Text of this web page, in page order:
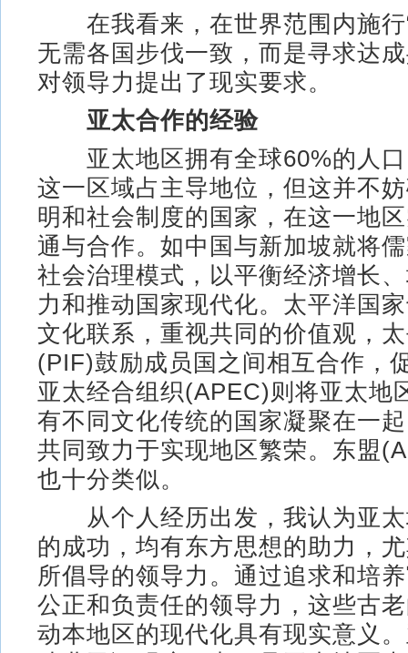
在我看来，在世界范围内施行
无需各国步伐一致，而是寻求达
对领导力提出了现实要求。
亚太合作的经验
亚太地区拥有全球60%的人口
这一区域占主导地位，但这并不
明和社会制度的国家，在这一地
通与合作。如中国与新加坡就将
社会治理模式，以平衡经济增长
力和推动国家现代化。太平洋国
文化联系，重视共同的价值观，
(PIF)鼓励成员国之间相互合作，
亚太经合组织(APEC)则将亚太地
有不同文化传统的国家凝聚在一
共同致力于实现地区繁荣。东盟
也十分类似。
从个人经历出发，我认为亚太
的成功，均有东方思想的助力，
所倡导的领导力。通过追求和培
公正和负责任的领导力，这些古
动本地区的现代化具有现实意义